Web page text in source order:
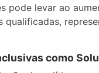
pode levar ao
qualificadas,
como